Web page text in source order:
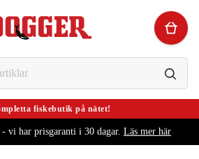
fiskebutik på nätet!
vi har prisgaranti i 30 dagar. Läs mer här